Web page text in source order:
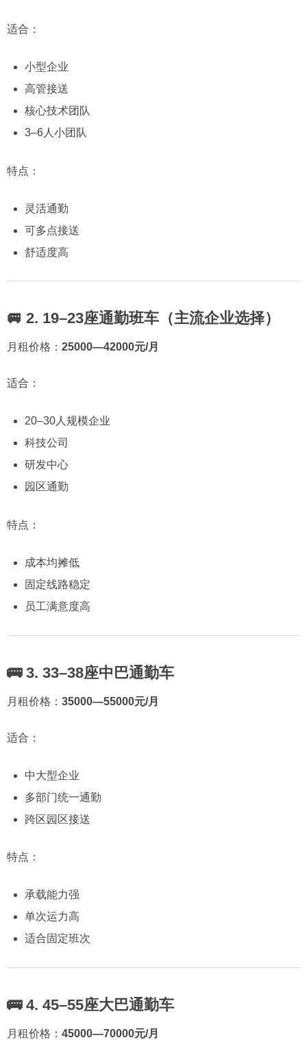
适合：
小型企业
高管接送
核心技术团队
3–6人小团队
特点：
灵活通勤
可多点接送
舒适度高
🚐 2. 19–23座通勤班车（主流企业选择）
月租价格： 25000—42000元/月
适合：
20–30人规模企业
科技公司
研发中心
园区通勤
特点：
成本均摊低
固定线路稳定
员工满意度高
🚌 3. 33–38座中巴通勤车
月租价格： 35000—55000元/月
适合：
中大型企业
多部门统一通勤
跨区园区接送
特点：
承载能力强
单次运力高
适合固定班次
🚌 4. 45–55座大巴通勤车
月租价格： 45000—70000元/月